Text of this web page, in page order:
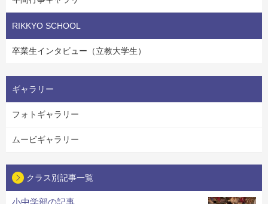
RIKKYO SCHOOL
卒業生インタビュー（立教大学生）
ギャラリー
フォトギャラリー
ムービギャラリー
クラス別記事一覧
小中学部の記事